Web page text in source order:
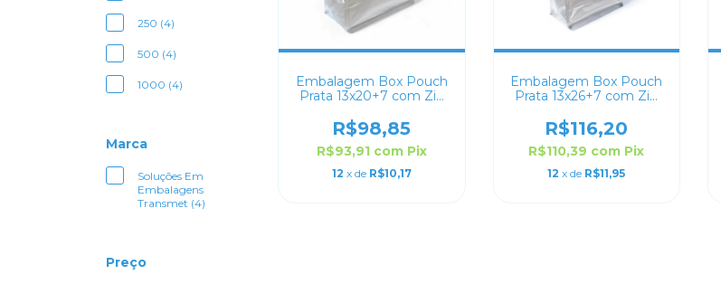
250 (4)
500 (4)
1000 (4)
Marca
Soluções Em
Embalagens
Transmet (4)
Preço
Embalagem Box Pouch
Prata 13x20+7 com Zip
R$98,85
R$93,91 com Pix
12 x de R$10,17
Embalagem Box Pouch
Prata 13x26+7 com Zip
R$116,20
R$110,39 com Pix
12 x de R$11,95